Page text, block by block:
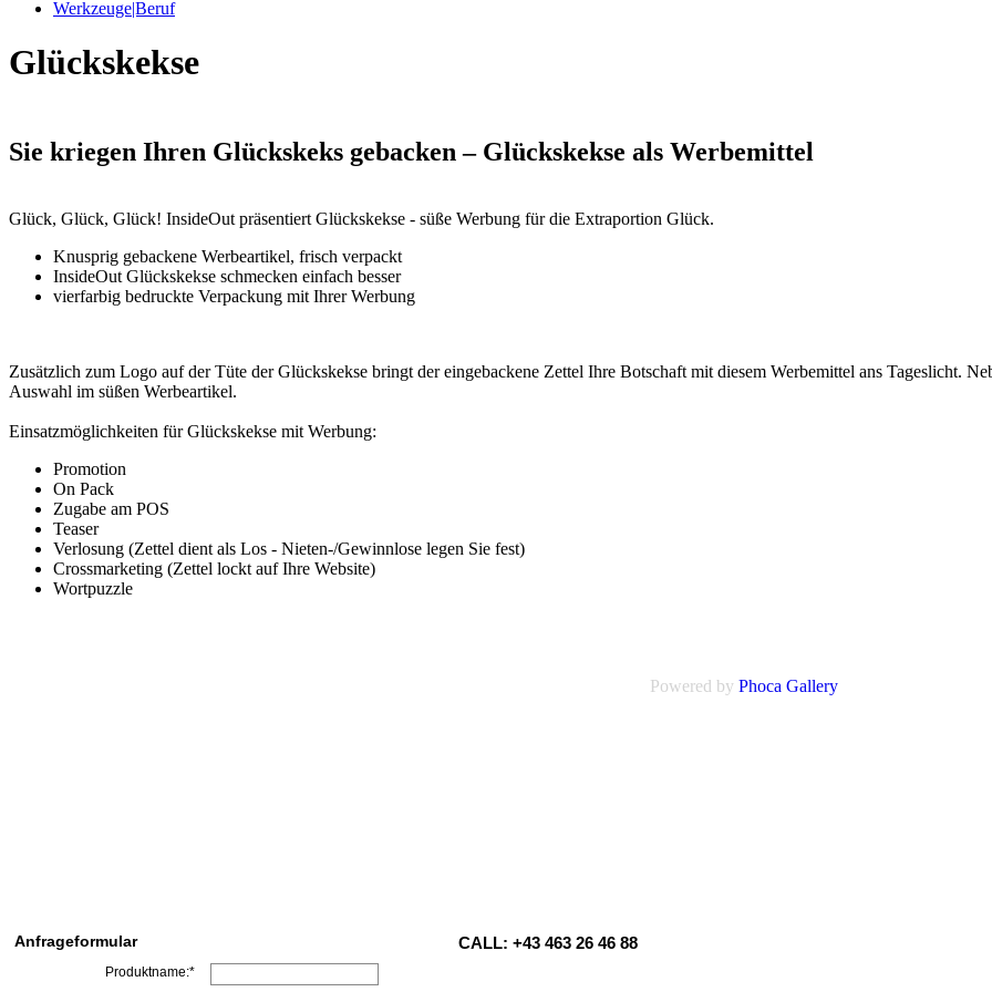
Werkzeuge|Beruf
Glückskekse
Sie kriegen Ihren Glückskeks gebacken – Glückskekse als Werbemittel
Glück, Glück, Glück! InsideOut präsentiert Glückskekse - süße Werbung für die Extraportion Glück.
Knusprig gebackene Werbeartikel, frisch verpackt
InsideOut Glückskekse schmecken einfach besser
vierfarbig bedruckte Verpackung mit Ihrer Werbung
Zusätzlich zum Logo auf der Tüte der Glückskekse bringt der eingebackene Zettel Ihre Botschaft mit diesem Werbemittel ans Tageslicht.
Auswahl im süßen Werbeartikel.
Einsatzmöglichkeiten für Glückskekse mit Werbung:
Promotion
On Pack
Zugabe am POS
Teaser
Verlosung (Zettel dient als Los - Nieten-/Gewinnlose legen Sie fest)
Crossmarketing (Zettel lockt auf Ihre Website)
Wortpuzzle
Powered by Phoca Gallery
Produktname:*
CALL: +43 463 26 46 88
Anfrageformular